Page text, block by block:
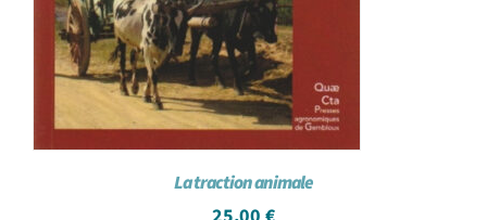
La traction animale